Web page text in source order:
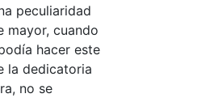
peculiaridad
mayor, cuando
hacer este
la dedicatoria
no se